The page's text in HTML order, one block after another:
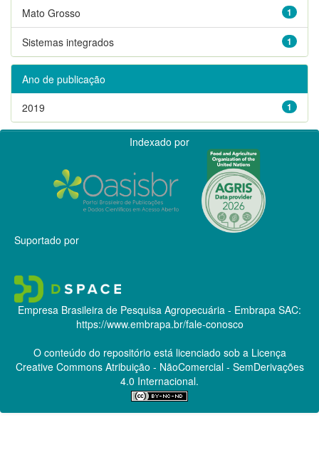
1
Mato Grosso
1
Sistemas integrados
Ano de publicação
1
2019
Indexado por
Suportado por
Empresa Brasileira de Pesquisa Agropecuária - Embrapa SAC:
https://www.embrapa.br/fale-conosco
O conteúdo do repositório está licenciado sob a Licença
Creative CommonsAtribuição - NãoComercial - SemDerivações
4.0 Internacional.